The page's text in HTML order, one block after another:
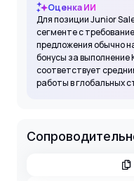
Оценка ИИ
Для позиции Junior
сегменте с
предложения обычно
бонусы за выполнение
соответствует
работы в глобальных